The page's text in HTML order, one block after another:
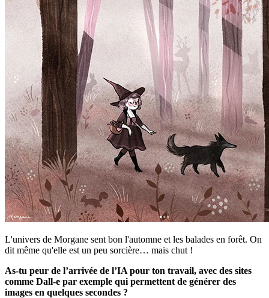
L'univers de Morgane sent bon l'automne et les balades en forêt. On
dit même qu'elle est un peu sorcière… mais chut !
As-tu peur de l’arrivée de l’IA pour ton travail, avec des sites
comme Dall-e par exemple qui permettent de générer des
images en quelques secondes ?